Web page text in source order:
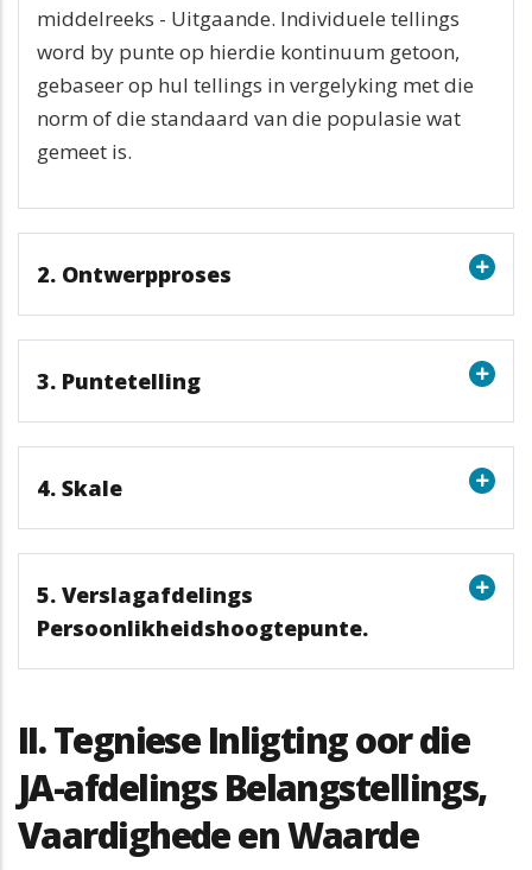
middelreeks - Uitgaande. Individuele tellings
word by punte op hierdie kontinuum getoon,
gebaseer op hul tellings in vergelyking met die
norm of die standaard van die populasie wat
gemeet is.
2. Ontwerpproses
3. Puntetelling
4. Skale
5. Verslagafdelings
Persoonlikheidshoogtepunte.
II. Tegniese Inligting oor die
JA-afdelings Belangstellings,
Vaardighede en Waarde